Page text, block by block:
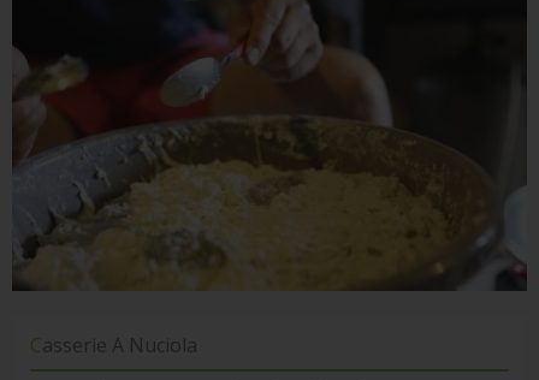
Casserie A Nuciola